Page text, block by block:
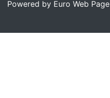
Powered by Euro Web Page